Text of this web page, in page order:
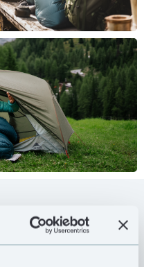
śpiwory o klasycznej
zostały przez setki